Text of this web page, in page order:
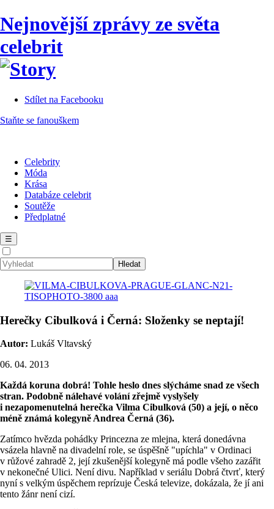
Nejnovější zprávy ze světa
celebrit
Sdílet na Facebooku
Staňte se fanouškem
Celebrity
Móda
Krása
Databáze celebrit
Soutěže
Předplatné
☰
Herečky Cibulková i Černá: Složenky se neptají!
Autor: Lukáš Vltavský
06. 04. 2013
Každá koruna dobrá! Tohle heslo dnes slýcháme snad ze všech
stran. Podobně nálehavé volání zřejmě vyslyšely
i nezapomenutelná herečka Vilma Cibulková (50) a její, o něco
méně známá kolegyně Andrea Černá (36).
Zatímco hvězda pohádky Princezna ze mlejna, která donedávna
vsázela hlavně na divadelní role, se úspěšně "upíchla" v Ordinaci
v růžové zahradě 2, její zkušenější kolegyně má podle všeho zazářit
v nekonečné Ulici. Není divu. Například v seriálu Dobrá čtvrť, který
nyní s velkým úspěchem reprízuje Česká televize, dokázala, že jí ani
tento žánr není cizí.